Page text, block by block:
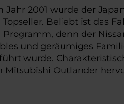
Jahr 2001 wurde der
Beliebt ist das
denn der
und geräumiges
wurde.
Mitsubishi Outlander